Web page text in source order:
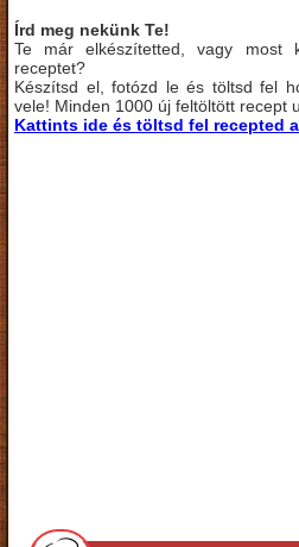
Írd meg nekünk Te!
Te már elkészítetted, vagy most
receptet?
Készítsd el, fotózd le és töltsd fel
vele! Minden 1000 új feltöltött recept
Kattints ide és töltsd fel recepted